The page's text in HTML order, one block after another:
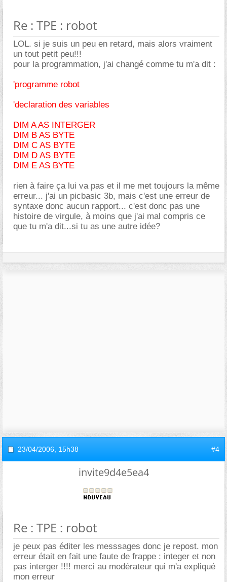
Re : TPE : robot
LOL. si je suis un peu en retard, mais alors vraiment
un tout petit peu!!!
pour la programmation, j'ai changé comme tu m'a dit :
'programme robot
'declaration des variables
DIM A AS INTERGER
DIM B AS BYTE
DIM C AS BYTE
DIM D AS BYTE
DIM E AS BYTE
rien à faire ça lui va pas et il me met toujours la même
erreur... j'ai un picbasic 3b, mais c'est une erreur de
syntaxe donc aucun rapport... c'est donc pas une
histoire de virgule, à moins que j'ai mal compris ce
que tu m'a dit...si tu as une autre idée?
23/04/2006, 15h38 #4
invite9d4e5ea4
Re : TPE : robot
je peux pas éditer les messsages donc je repost. mon
erreur était en fait une faute de frappe : integer et non
pas interger !!!! merci au modérateur qui m'a expliqué
mon erreur